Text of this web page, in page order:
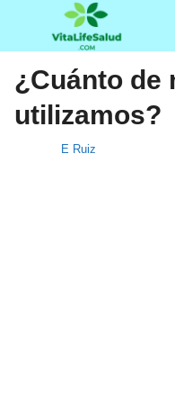
¿Cuánto de
utilizamos?
E Ruiz